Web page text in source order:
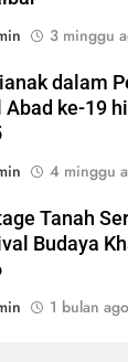
3 minggu
dalam
Abad ke-19
4 minggu
Tanah
Budaya
1 bulan ago